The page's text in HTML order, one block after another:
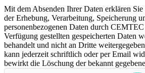
Mit dem Absenden Ihrer Daten erklären
der Erhebung, Verarbeitung, Speicherung
personenbezogenen Daten durch
Verfügung gestellten gespeicherten Daten
behandelt und nicht an Dritte
kann jederzeit schriftlich oder per Email
bewirkt die Löschung der bekannt